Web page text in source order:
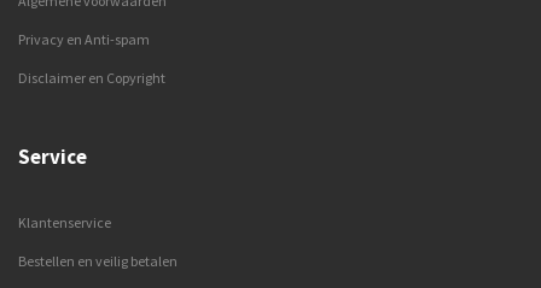
Privacy en Anti-spam
Disclaimer en Copyright
Service
Klantenservice
Bestellen en veilig betalen